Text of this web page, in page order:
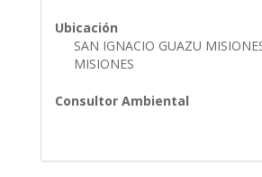
Ubicación
SAN IGNACIO GUAZU
MISIONES
Consultor Ambiental